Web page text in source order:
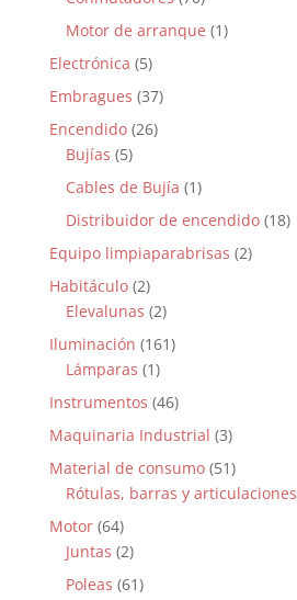
Motor de arranque (1)
Electrónica (5)
Embragues (37)
Encendido (26)
Bujías (5)
Cables de Bujía (1)
Distribuidor de encendido (18)
Equipo limpiaparabrisas (2)
Habitáculo (2)
Elevalunas (2)
Iluminación (161)
Lámparas (1)
Instrumentos (46)
Maquinaria Industrial (3)
Material de consumo (51)
Rótulas, barras y articulaciones
Motor (64)
Juntas (2)
Poleas (61)